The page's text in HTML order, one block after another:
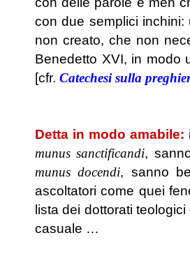
con due semplici
non creato, che non
Benedetto XVI, in modo
[cfr. Catechesi sulla
Detta in modo amabile:
munus sanctificandi,
munus docendi, sanno
ascoltatori come quei
lista dei dottorati
casuale …